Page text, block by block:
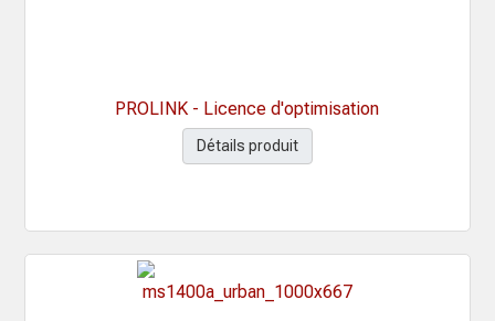
PROLINK - Licence d'optimisation
Détails produit